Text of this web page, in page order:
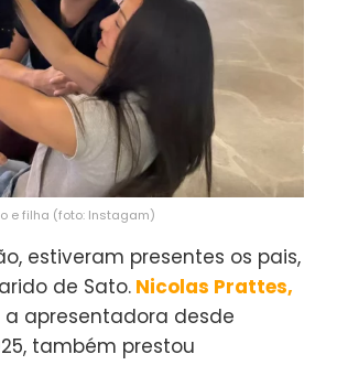
e filha (foto: Instagam)
estiveram presentes os pais,
de Sato. Nicolas Prattes,
apresentadora desde
também prestou